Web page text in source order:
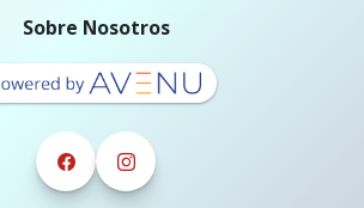
Sobre Nosotros